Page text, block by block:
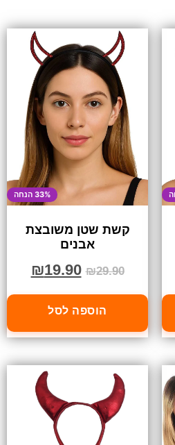
33% הנחה
קשת שטן משובצת
אבנים
₪29.90
₪19.90
הוספה לסל